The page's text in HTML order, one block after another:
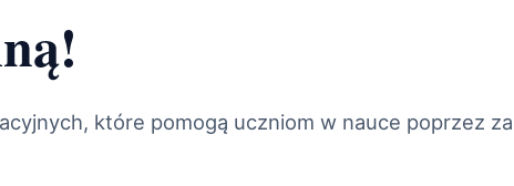
które pomogą uczniom w nauce poprzez